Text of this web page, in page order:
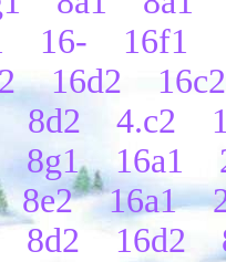
16- 16f1
16d2
8d2 4.c2
8g1 16a1
8e2 16a1
8d2 16d2